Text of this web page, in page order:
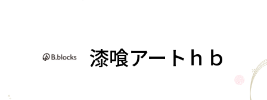
漆喰アートｈｂ